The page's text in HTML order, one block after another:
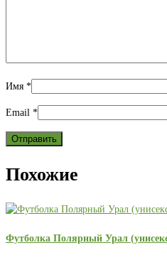
Имя *
Email *
Похожие
Футболка Полярный Урал